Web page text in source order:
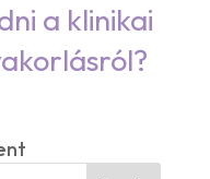
a klinikai